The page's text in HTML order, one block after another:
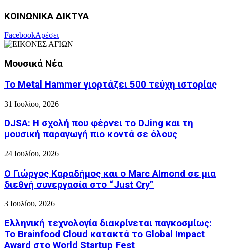
ΚΟΙΝΩΝΙΚΑ ΔΙΚΤΥΑ
FacebookΑρέσει
Μουσικά Νέα
Το Metal Hammer γιορτάζει 500 τεύχη ιστορίας
31 Ιουλίου, 2026
DJSA: Η σχολή που φέρνει το DJing και τη
μουσική παραγωγή πιο κοντά σε όλους
24 Ιουλίου, 2026
Ο Γιώργος Καραδήμος και ο Marc Almond σε μια
διεθνή συνεργασία στο “Just Cry”
3 Ιουλίου, 2026
Ελληνική τεχνολογία διακρίνεται παγκοσμίως:
Το Brainfood Cloud κατακτά το Global Impact
Award στο World Startup Fest